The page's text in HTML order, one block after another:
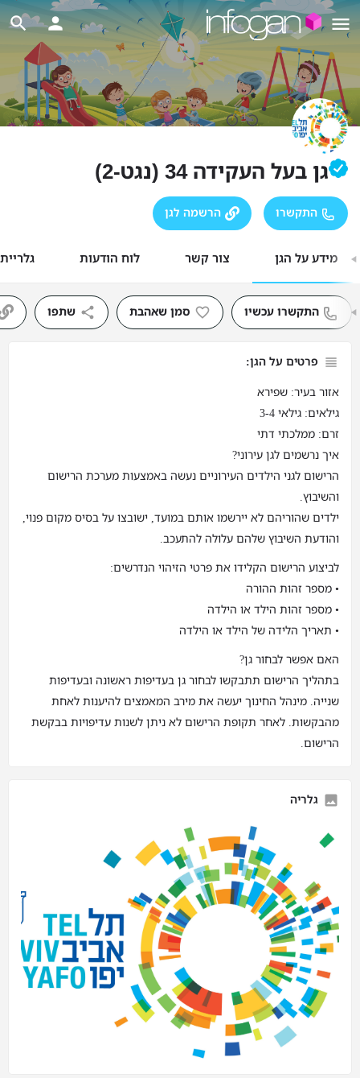
גן בעל העקידה 34 (נגט-2)
התקשרו הרשמה לגן
מידע על הגן צור קשר לוח הודעות
התקשרו עכשיו סמן שאהבת שתפו
פרטים על הגן:
אזור בעיר: שפירא
גילאים: גילאי 3-4
זרם: ממלכתי דתי
איך נרשמים לגן עירוני?
הרישום לגני הילדים העירוניים נעשה באמצעות מערכת הרישום
והשיבוץ.
ילדים שהוריהם לא יירשמו אותם במועד, ישובצו על בסיס מקום פנוי,
והודעת השיבוץ שלהם עלולה להתעכב.
לביצוע הרישום הקלידו את פרטי הזיהוי הנדרשים:
• מספר זהות ההורה
• מספר זהות הילד או הילדה
• תאריך הלידה של הילד או הילדה
האם אפשר לבחור גן?
בתהליך הרישום תתבקשו לבחור גן בעדיפות ראשונה ובעדיפות
שנייה. מינהל החינוך יעשה את מירב המאמצים להיענות לאחת
מהבקשות. לאחר תקופת הרישום לא ניתן לשנות עדיפויות בבקשת
הרישום.
גלריה